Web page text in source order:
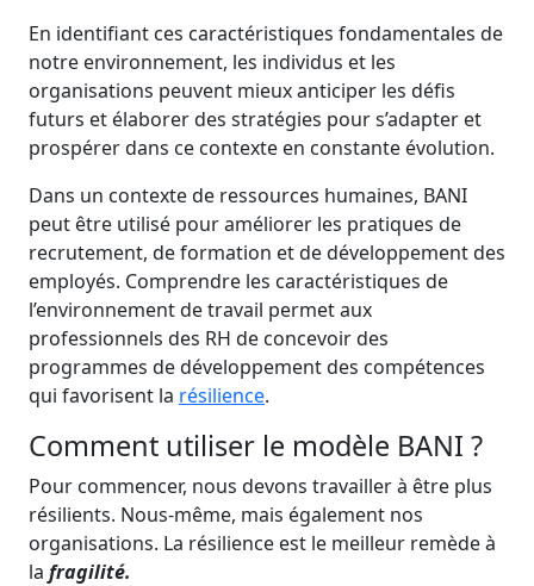
En identifiant ces caractéristiques fondamentales de
notre environnement, les individus et les
organisations peuvent mieux anticiper les défis
futurs et élaborer des stratégies pour s’adapter et
prospérer dans ce contexte en constante évolution.
Dans un contexte de ressources humaines, BANI
peut être utilisé pour améliorer les pratiques de
recrutement, de formation et de développement des
employés. Comprendre les caractéristiques de
l’environnement de travail permet aux
professionnels des RH de concevoir des
programmes de développement des compétences
qui favorisent la résilience.
Comment utiliser le modèle BANI ?
Pour commencer, nous devons travailler à être plus
résilients. Nous-même, mais également nos
organisations. La résilience est le meilleur remède à
la fragilité.